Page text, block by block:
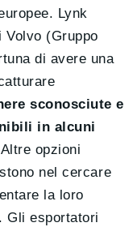
Lynk
Volvo (Gruppo
di avere una
sconosciute e
in alcuni
opzioni
nel cercare
la loro
Gli esportatori